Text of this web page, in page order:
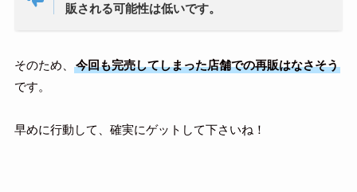
販される可能性は低いです。
そのため、
今回も完売してしまった店舗での再販はなさそう
です。
早めに行動して、確実にゲットして下さいね！